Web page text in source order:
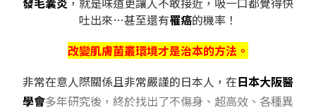
吐出來…甚至還有罹癌的機率！
改變肌膚菌叢環境才是治本的方法。
非常在意人際關係且非常嚴謹的日本人，在日本大阪醫
學會多年研究後，終於找出了不傷身、超高效、各種異